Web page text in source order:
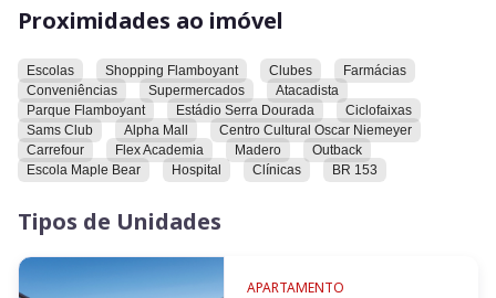
cultural Oscar Niemeyer, Carrefour, Flex Academia, Madero,
Outback, escola Maple Bear, hospital, clínicas e BR 153.
Convidamos você a conhecer este imóvel e explorar todas as
suas características e comodidades.
Proximidades ao imóvel
Escolas Shopping Flamboyant Clubes
Farmácias
Conveniências
Supermercados
Atacadista
Parque Flamboyant
Estádio Serra Dourada
Ciclofaixas
Sams Club
Alpha Mall
Centro Cultural Oscar Niemeyer
Carrefour
Flex Academia Madero
Outback
Escola Maple Bear
Hospital Clínicas BR 153
Tipos de Unidades
APARTAMENTO